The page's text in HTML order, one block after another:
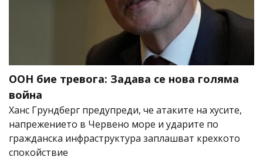
ООН бие тревога: Задава се нова голяма
война
Ханс Грундберг предупреди, че атаките на хусите,
напрежението в Червено море и ударите по
гражданска инфраструктура заплашват крехкото
спокойствие